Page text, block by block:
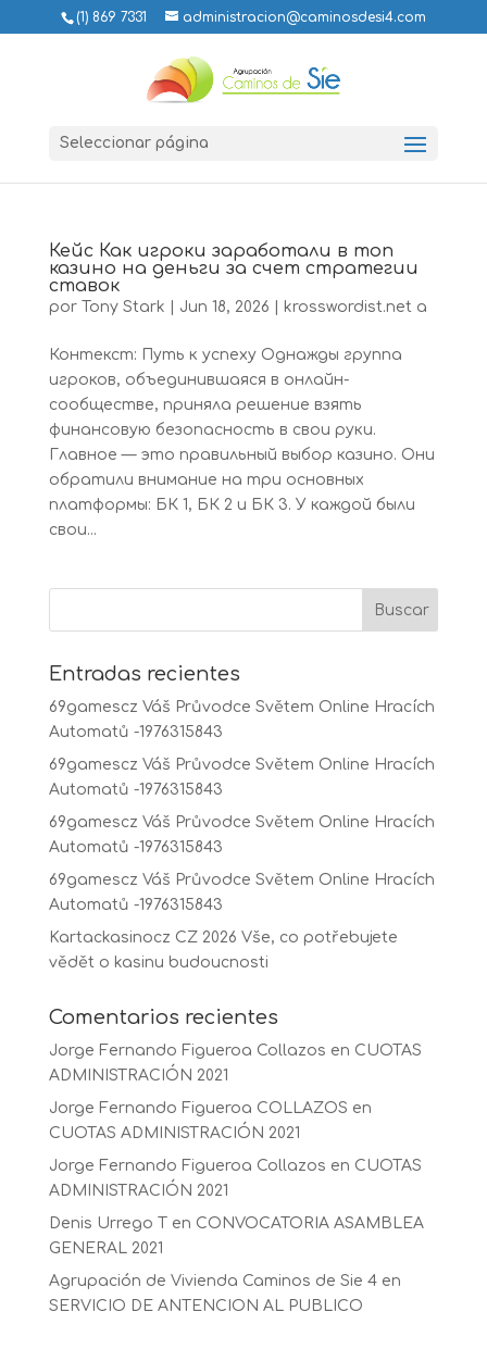
(1) 869 7331 administracion@caminosdesi4.com
Seleccionar página
Кейс Как игроки заработали в топ
казино на деньги за счет стратегии
ставок
por Tony Stark Jun 18, 2026 krosswordist.net a
Контекст: Путь к успеху Однажды группа
игроков, объединившаяся в онлайн-
сообществе, приняла решение взять
финансовую безопасность в свои руки.
Главное — это правильный выбор казино. Они
обратили внимание на три основных
платформы: БК 1, БК 2 и БК 3. У каждой были
свои...
Entradas recientes
69gamescz Váš Průvodce Světem Online Hracích
Automatů -1976315843
69gamescz Váš Průvodce Světem Online Hracích
Automatů -1976315843
69gamescz Váš Průvodce Světem Online Hracích
Automatů -1976315843
69gamescz Váš Průvodce Světem Online Hracích
Automatů -1976315843
Kartackasinocz CZ 2026 Vše, co potřebujete
vědět o kasinu budoucnosti
Comentarios recientes
Jorge Fernando Figueroa Collazos en CUOTAS
ADMINISTRACIÓN 2021
Jorge Fernando Figueroa COLLAZOS en
CUOTAS ADMINISTRACIÓN 2021
Jorge Fernando Figueroa Collazos en CUOTAS
ADMINISTRACIÓN 2021
Denis Urrego T
en CONVOCATORIA ASAMBLEA
GENERAL 2021
Agrupación de Vivienda Caminos de Sie 4en
SERVICIO DE ANTENCION AL PUBLICO